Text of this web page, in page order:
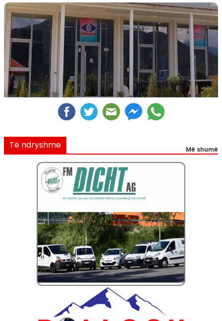
Të ndryshme Më shumë